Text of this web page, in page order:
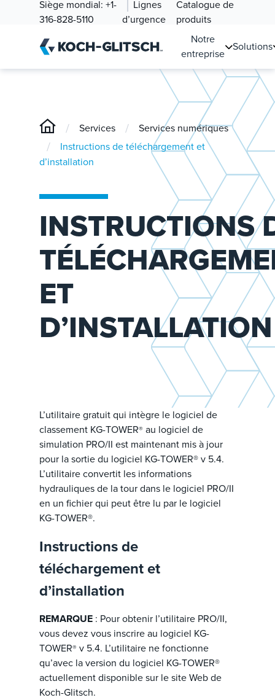
Siège mondial: +1-
316-828-5110
Lignes
d’urgence
Catalogue de
produits
Notre
entreprise
Solutions
/ Services / Services numériques
/
Instructions de téléchargement et
d’installation
INSTRUCTIONS
ET
D’INSTALLATION
L’utilitaire gratuit qui intègre le logiciel de
classement KG-TOWER® au logiciel de
simulation PRO/II est maintenant mis à jour
pour la sortie du logiciel KG-TOWER® v 5.4.
L’utilitaire convertit les informations
hydrauliques de la tour dans le logiciel PRO/II
en un fichier qui peut être lu par le logiciel
KG-TOWER®.
Instructions de
téléchargement et
d’installation
REMARQUE : Pour obtenir l’utilitaire PRO/II,
vous devez vous inscrire au logiciel KG-
TOWER® v 5.4. L’utilitaire ne fonctionne
qu’avec la version du logiciel KG-TOWER®
actuellement disponible sur le site Web de
Koch-Glitsch.